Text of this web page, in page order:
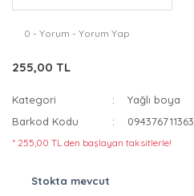
0 - Yorum - Yorum Yap
255,00 TL
Kategori
Yağlı boya
Barkod Kodu
094376711363
* 255,00 TL den başlayan taksitlerle!
Stokta mevcut